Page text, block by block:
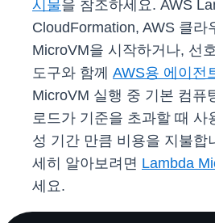
시물을 참조하세요. AWS
CloudFormation, AWS 클라
MicroVM을 시작하거나, 선
도구와 함께 AWS용 에이전
MicroVM 실행 중 기본 컴퓨
로드가 기준을 초과할 때 사
성 기간 만큼 비용을 지불합
세히 알아보려면 Lambda
세요.